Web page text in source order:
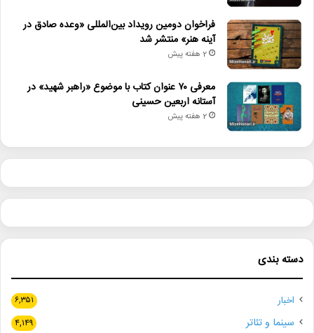
فراخوان دومین رویداد بین‌المللی «وعده صادق در
آینه هنر» منتشر شد
2 هفته پیش
معرفی ۷۰ عنوان کتاب با موضوع «راهبر شهید» در
آستانه اربعین حسینی
2 هفته پیش
دسته بندی
اخبار ۶,۳۵۱
سینما و تئاتر ۴,۱۴۹